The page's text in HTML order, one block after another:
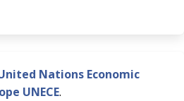
Nations Economic
UNECE.